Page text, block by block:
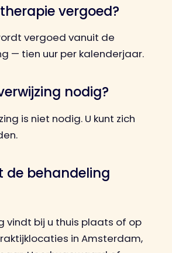
vergoed?
vergoed vanuit de
— tien uur per kalenderjaar.
nodig?
is niet nodig. U kunt zich
de behandeling
vindt bij u thuis plaats of op
in Amsterdam,